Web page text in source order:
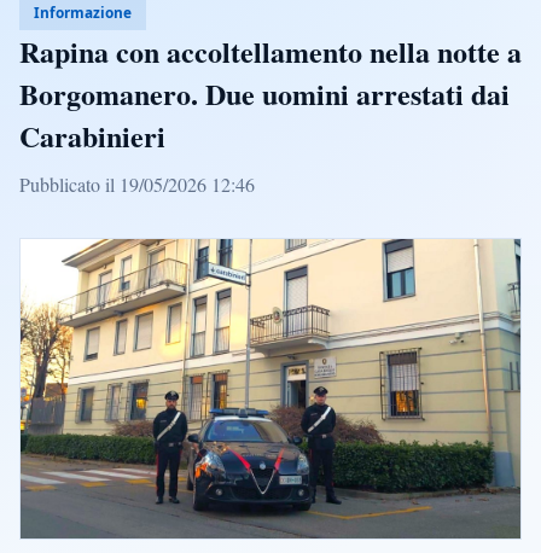
Informazione
Rapina con accoltellamento nella notte a
Borgomanero. Due uomini arrestati dai
Carabinieri
Pubblicato il 19/05/2026 12:46